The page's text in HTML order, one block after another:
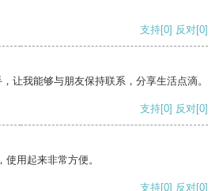
支持[0] 反对[0]
让我能够与朋友保持联系，分享生活点滴。
支持[0] 反对[0]
用起来非常方便。
支持[0] 反对[0]